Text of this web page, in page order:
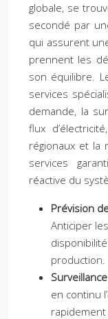
globale, se
secondé par
qui assurent
prennent les
son équilibre.
services
demande, la
flux
régionaux et la
services
réactive du
Prévision
Anticiper
production.
en continu